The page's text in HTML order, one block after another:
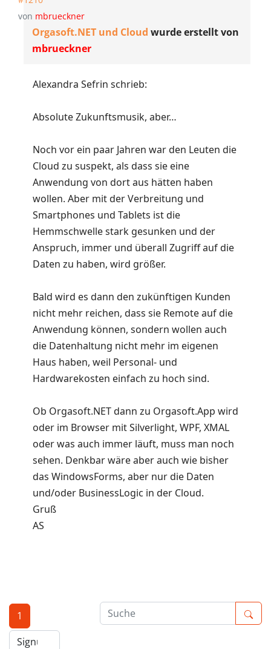
von mbrueckner
Orgasoft.NET und Cloud wurde erstellt von
mbrueckner
Alexandra Sefrin schrieb:
Absolute Zukunftsmusik, aber…
Noch vor ein paar Jahren war den Leuten die
Cloud zu suspekt, als dass sie eine
Anwendung von dort aus hätten haben
wollen. Aber mit der Verbreitung und
Smartphones und Tablets ist die
Hemmschwelle stark gesunken und der
Anspruch, immer und überall Zugriff auf die
Daten zu haben, wird größer.
Bald wird es dann den zukünftigen Kunden
nicht mehr reichen, dass sie Remote auf die
Anwendung können, sondern wollen auch
die Datenhaltung nicht mehr im eigenen
Haus haben, weil Personal- und
Hardwarekosten einfach zu hoch sind.
Ob Orgasoft.NET dann zu Orgasoft.App wird
oder im Browser mit Silverlight, WPF, XMAL
oder was auch immer läuft, muss man noch
sehen. Denkbar wäre aber auch wie bisher
das WindowsForms, aber nur die Daten
und/oder BusinessLogic in der Cloud.
Gruß
AS
1